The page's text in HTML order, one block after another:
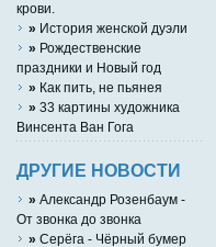
крови.
» История женской дуэли
» Рождественские
праздники и Новый год
» Как пить, не пьянея
» 33 картины художника
Винсента Ван Гога
ДРУГИЕ НОВОСТИ
» Александр Розенбаум -
От звонка до звонка
» Серёга - Чёрный бумер